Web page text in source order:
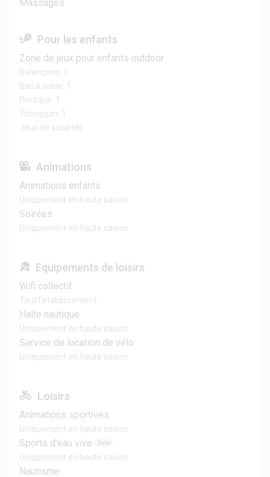
Massages
Pour les enfants
Zone de jeux pour enfants outdoor
Balançoire: 1
Bac à sable: 1
Portique: 1
Toboggan: 1
Jeux de sociétés
Animations
Animations enfants
Uniquement en haute saison
Soirées
Uniquement en haute saison
Equipements de loisirs
Wifi collectif
Tout l'établissement
Halte nautique
Uniquement en haute saison
Service de location de vélo
Uniquement en haute saison
Loisirs
Animations sportives
Uniquement en haute saison
Sports d'eau vive 3 KM
Uniquement en haute saison
Nautisme